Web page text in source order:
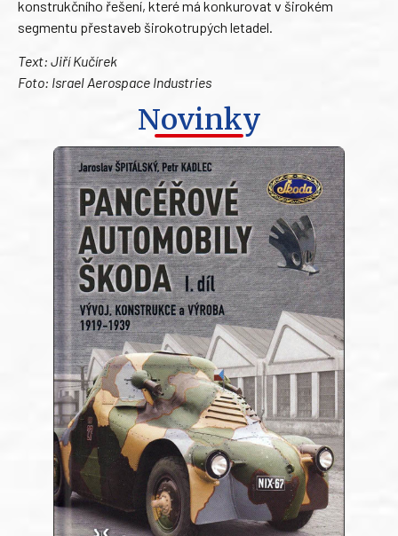
konstrukčního řešení, které má konkurovat v širokém
segmentu přestaveb širokotrupých letadel.
Text: Jiří Kučírek
Foto: Israel Aerospace Industries
Novinky